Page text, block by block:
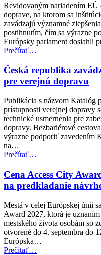
sociálne
veci
(EPSCO)”
Revidovaným nariadením EÚ
doprave, na ktorom sa
zavádzajú významné
postihnutím, čím sa výrazne
Európsky parlament dosiahli
Prečítať“Dohoda
posilňuje
práva
cestujúcich
leteckej
doprave
pre
osoby
so
zdravotným
postihnutím”
…
Česká republika
pre verejnú dopravu
Publikácia s názvom Katalóg
prístupnosti verejnej dopravy
technické usmernenia pre
dopravy. Bezbariérové
výrazne podporiť zavedením
na…
Prečítať“Česká
zavádza
nové
normy
pre
verejnú
dopravu”
…
Cena Access City
na predkladanie
Mestá v celej Európskej únii
Award 2027, ktorá je
mestského života osobám so
otvorené do 4. septembra do
Európska…
Prečítať“Cena
…